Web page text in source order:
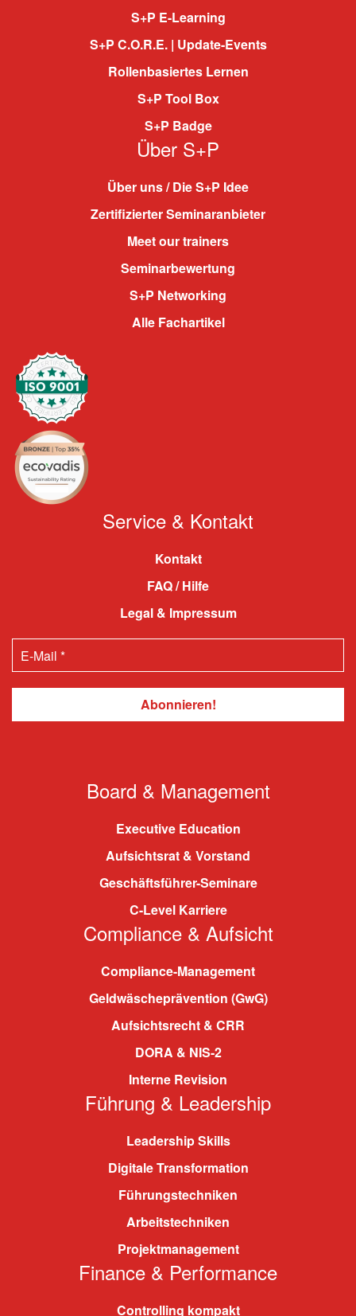
S+P E-Learning
S+P C.O.R.E. | Update-Events
Rollenbasiertes Lernen
S+P Tool Box
S+P Badge
Über S+P
Über uns / Die S+P Idee
Zertifizierter Seminaranbieter
Meet our trainers
Seminarbewertung
S+P Networking
Alle Fachartikel
Service & Kontakt
Kontakt
FAQ / Hilfe
Legal & Impressum
Board & Management
Executive Education
Aufsichtsrat & Vorstand
Geschäftsführer-Seminare
C-Level Karriere
Compliance & Aufsicht
Compliance-Management
Geldwäscheprävention (GwG)
Aufsichtsrecht & CRR
DORA & NIS-2
Interne Revision
Führung & Leadership
Leadership Skills
Digitale Transformation
Führungstechniken
Arbeitstechniken
Projektmanagement
Finance & Performance
Controlling kompakt